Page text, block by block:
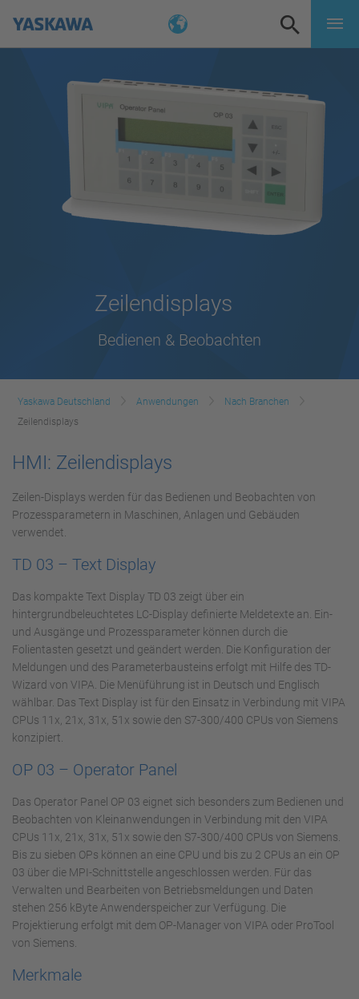
Zeilendisplays
Bedienen & Beobachten
Yaskawa Deutschland Anwendungen
Nach Branchen
Zeilendisplays
HMI: Zeilendisplays
Zeilen-Displays werden für das Bedienen und Beobachten von
Prozessparametern in Maschinen, Anlagen und Gebäuden
verwendet.
TD 03 – Text Display
Das kompakte Text Display TD 03 zeigt über ein
hintergrundbeleuchtetes LC-Display definierte Meldetexte an. Ein-
und Ausgänge und Prozessparameter können durch die
Folientasten gesetzt und geändert werden. Die Konfiguration der
Meldungen und des Parameterbausteins erfolgt mit Hilfe des TD-
Wizard von VIPA. Die Menüführung ist in Deutsch und Englisch
wählbar. Das Text Display ist für den Einsatz in Verbindung mit VIPA
CPUs 11x, 21x, 31x, 51x sowie den S7-300/400 CPUs von Siemens
konzipiert.
OP 03 – Operator Panel
Das Operator Panel OP 03 eignet sich besonders zum Bedienen und
Beobachten von Kleinanwendungen in Verbindung mit den VIPA
CPUs 11x, 21x, 31x, 51x sowie den S7-300/400 CPUs von Siemens.
Bis zu sieben OPs können an eine CPU und bis zu 2 CPUs an ein OP
03 über die MPI-Schnittstelle angeschlossen werden. Für das
Verwalten und Bearbeiten von Betriebsmeldungen und Daten
stehen 256 kByte Anwenderspeicher zur Verfügung. Die
Projektierung erfolgt mit dem OP-Manager von VIPA oder ProTool
von Siemens.
Merkmale